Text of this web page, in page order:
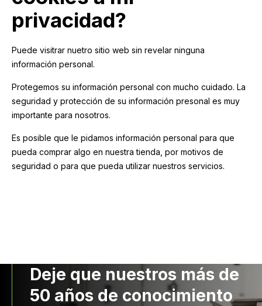
privacidad?
Puede visitrar nuetro sitio web sin revelar ninguna
información personal.
Protegemos su información personal con mucho cuidado. La
seguridad y protección de su información presonal es muy
importante para nosotros.
Es posible que le pidamos información personal para que
pueda comprar algo en nuestra tienda, por motivos de
seguridad o para que pueda utilizar nuestros servicios.
Deje que nuestros más de
50 años de conocimiento